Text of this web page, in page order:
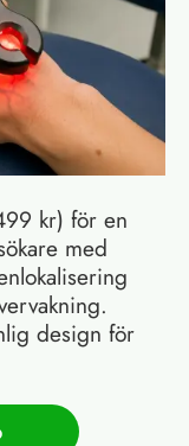
kr) för en
med
design för